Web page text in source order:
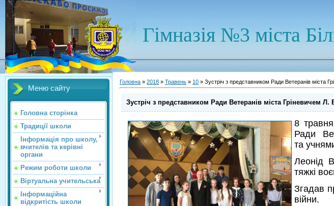
Гімназія №3 міста
Меню сайту
Головна сторінка
Традиції школи
Інформація про школу,
вчителів та керівні
органи
Режим роботи школи
Віртуальна учительська
Інформаційна
відкритість школи
Головна » 2018 » Травень » 10 » Зустріч з представником Ради Ветеранів міста
Зустріч з представником Ради Ветеранів міста Гріневичем Л.
8
Ради
та
Леонід
тяжкі
Згадав
війни.